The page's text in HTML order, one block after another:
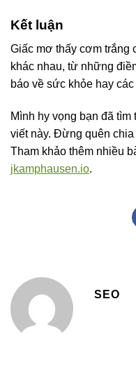
Kết luận
Giấc mơ thấy cơm trắng
khác nhau, từ những
báo về sức khỏe hay
Mình hy vọng bạn đã
viết này. Đừng quên
Tham khảo thêm nhiều
jkamphausen.io.
SEO